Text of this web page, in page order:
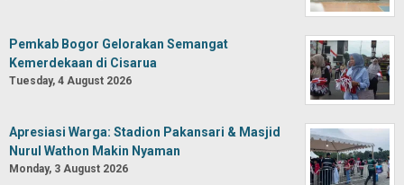
Pemkab Bogor Gelorakan Semangat
Kemerdekaan di Cisarua
Tuesday, 4 August 2026
Apresiasi Warga: Stadion Pakansari & Masjid
Nurul Wathon Makin Nyaman
Monday, 3 August 2026